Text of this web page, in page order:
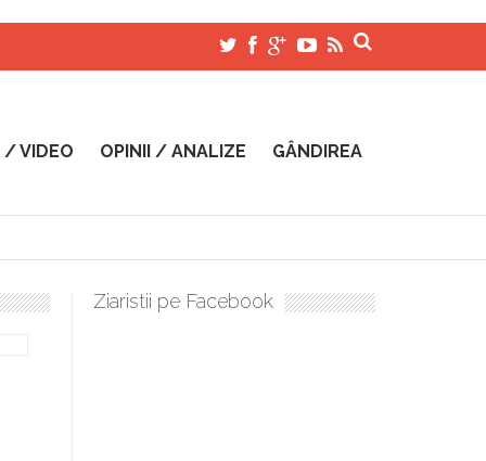
/ VIDEO OPINII / ANALIZE GÂNDIREA
sculați, boieri mari! Sara Nukina are nevoie de ajutorul
Ziaristii pe Facebook